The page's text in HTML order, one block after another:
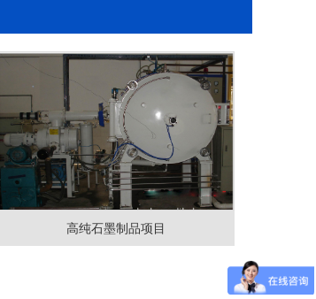
高纯石墨制品项目